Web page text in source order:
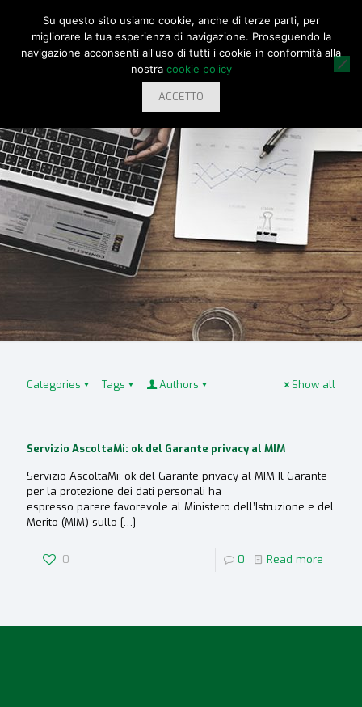
Categories Tags Authors Show all
Servizio AscoltaMi: ok del Garante privacy al MIM
Servizio AscoltaMi: ok del Garante privacy al MIM Il Garante
per la protezione dei dati personali ha
espresso parere favorevole al Ministero dell’Istruzione e del
Merito (MIM) sullo […]
0 0 Read more
Su questo sito usiamo cookie, anche di terze parti, per
migliorare la tua esperienza di navigazione. Proseguendo la
navigazione acconsenti all'uso di tutti i cookie in conformità alla
nostra cookie policy
ACCETTO